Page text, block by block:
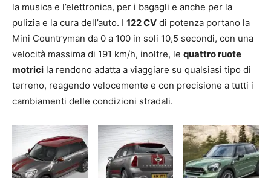
la musica e l’elettronica, per i bagagli e anche per la
pulizia e la cura dell’auto. I 122 CV di potenza portano la
Mini Countryman da 0 a 100 in soli 10,5 secondi, con una
velocità massima di 191 km/h, inoltre, le quattro ruote
motrici la rendono adatta a viaggiare su qualsiasi tipo di
terreno, reagendo velocemente e con precisione a tutti i
cambiamenti delle condizioni stradali.